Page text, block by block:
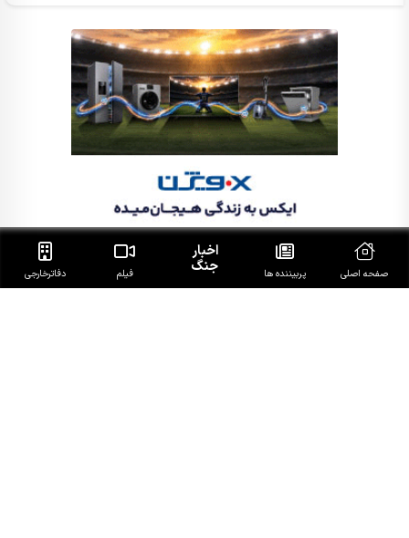
صفحه اصلی پربیننده ها
اخبار
جنگ فیلم دفاتر‌خارجی